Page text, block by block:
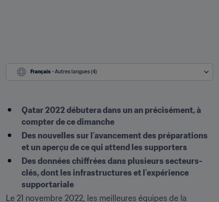
Français - Autres langues (4)
Qatar 2022 débutera dans un an précisément, à
compter de ce dimanche
Des nouvelles sur l’avancement des préparations
et un aperçu de ce qui attend les supporters
Des données chiffrées dans plusieurs secteurs-
clés, dont les infrastructures et l’expérience
supportariale
Le 21 novembre 2022, les meilleures équipes de la